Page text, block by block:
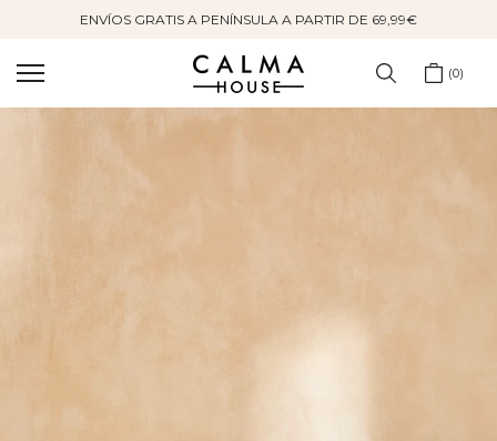
contenido
ENVÍOS GRATIS A PENÍNSULA A PARTIR DE 69,99€
0